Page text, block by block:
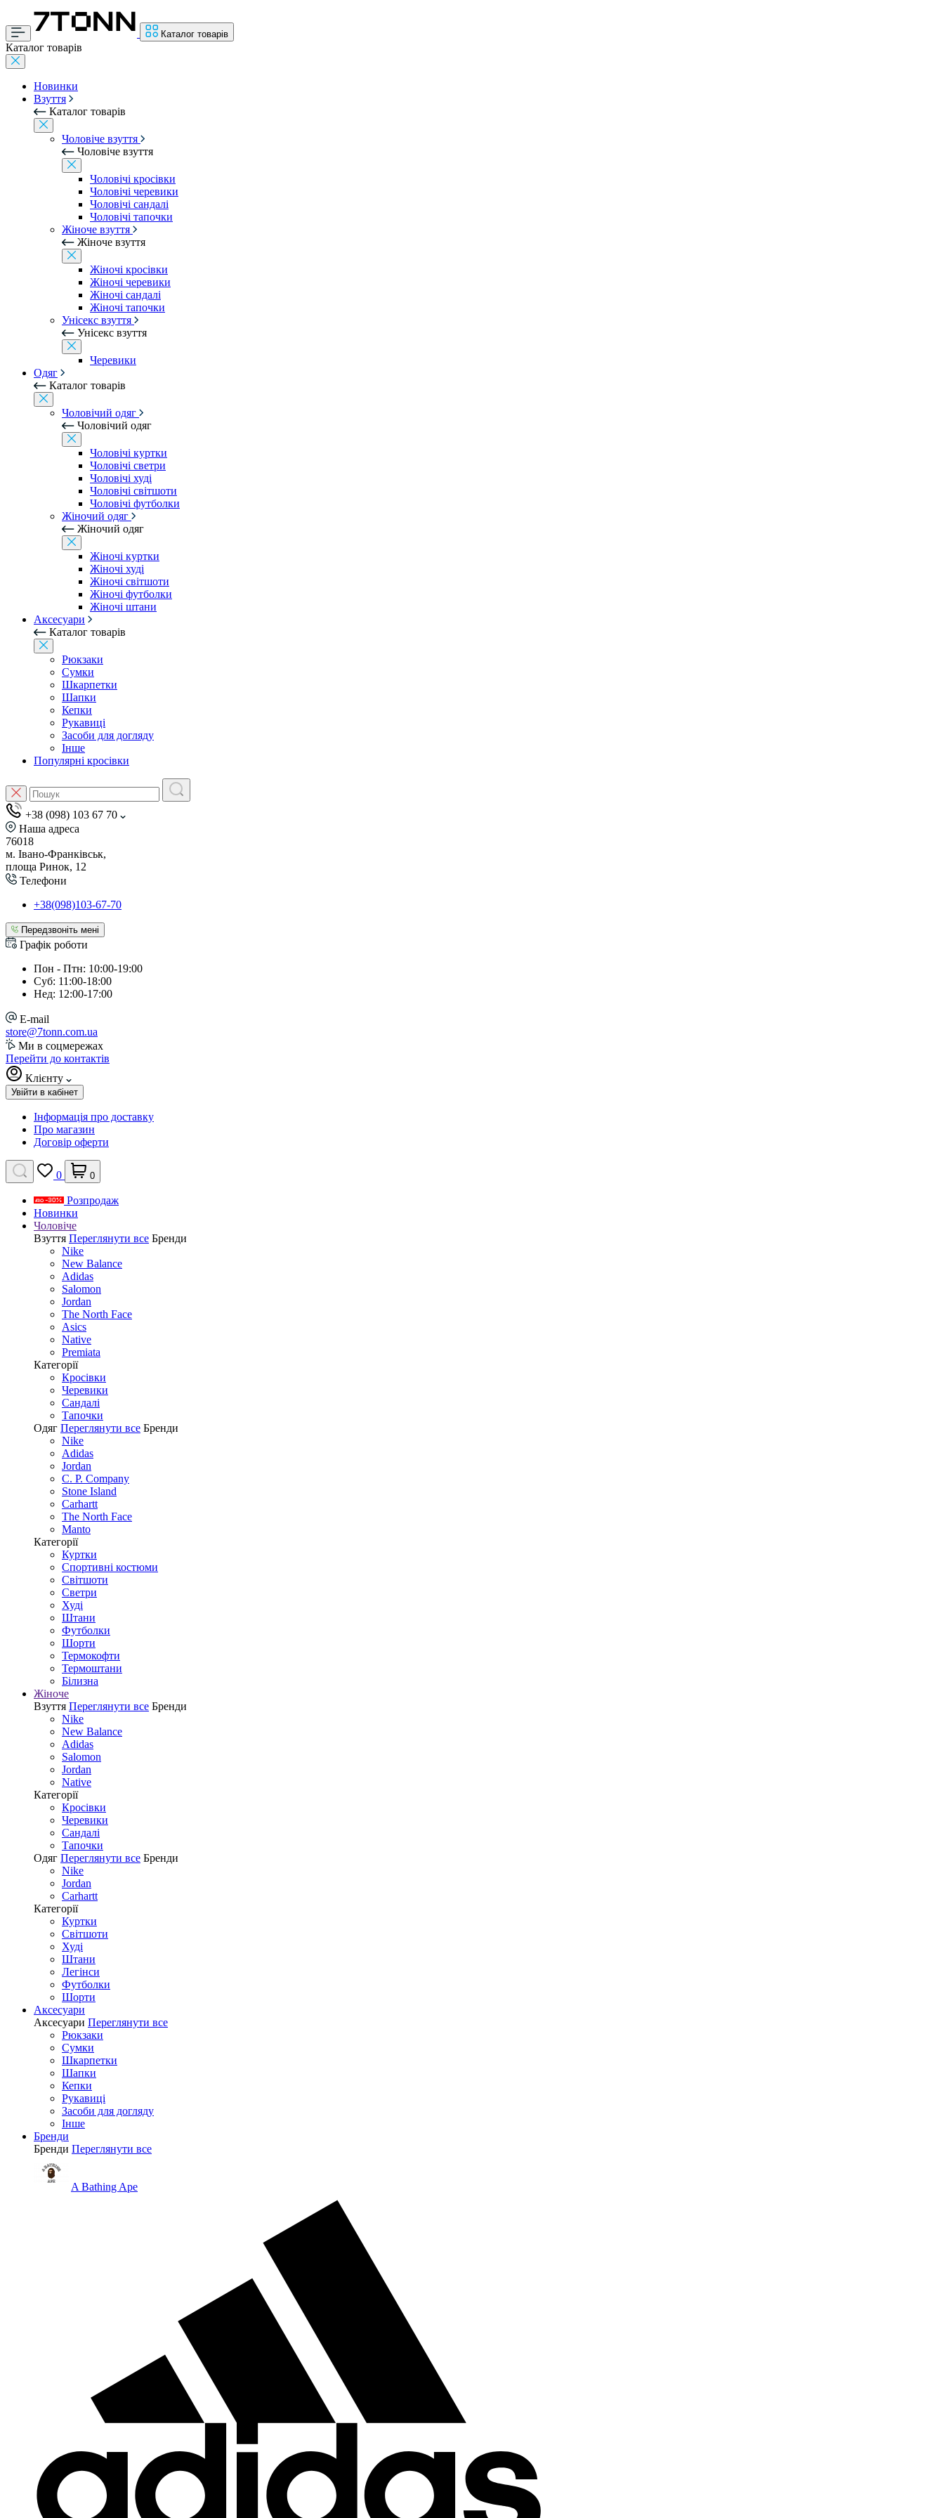
Каталог товарів
Каталог товарів
Новинки
Взуття
Каталог товарів
Чоловіче взуття
Чоловіче взуття
Чоловічі кросівки
Чоловічі черевики
Чоловічі сандалі
Чоловічі тапочки
Жіноче взуття
Жіноче взуття
Жіночі кросівки
Жіночі черевики
Жіночі сандалі
Жіночі тапочки
Унісекс взуття
Унісекс взуття
Черевики
Одяг
Каталог товарів
Чоловічий одяг
Чоловічий одяг
Чоловічі куртки
Чоловічі светри
Чоловічі худі
Чоловічі світшоти
Чоловічі футболки
Жіночий одяг
Жіночий одяг
Жіночі куртки
Жіночі худі
Жіночі світшоти
Жіночі футболки
Жіночі штани
Аксесуари
Каталог товарів
Рюкзаки
Сумки
Шкарпетки
Шапки
Кепки
Рукавиці
Засоби для догляду
Інше
Популярні кросівки
+38 (098) 103 67 70
Наша адреса
76018
м. Івано-Франківськ,
площа Ринок, 12
Телефони
+38(098)103-67-70
Передзвоніть мені
Графік роботи
Пон - Птн: 10:00-19:00
Суб: 11:00-18:00
Нед: 12:00-17:00
E-mail
store@7tonn.com.ua
Ми в соцмережах
Перейти до контактів
Клієнту
Увійти в кабінет
Інформація про доставку
Про магазин
Договір оферти
0 0
Розпродаж
Новинки
Чоловіче
Взуття Переглянути все Бренди
Nike
New Balance
Adidas
Salomon
Jordan
The North Face
Asics
Native
Premiata
Категорії
Кросівки
Черевики
Сандалі
Tапочки
Одяг Переглянути все Бренди
Nike
Adidas
Jordan
C. P. Company
Stone Island
Carhartt
The North Face
Manto
Категорії
Куртки
Спортивні костюми
Світшоти
Светри
Худі
Штани
Футболки
Шорти
Термокофти
Термоштани
Білизна
Жіноче
Взуття Переглянути все Бренди
Nike
New Balance
Adidas
Salomon
Jordan
Native
Категорії
Кросівки
Черевики
Сандалі
Tапочки
Одяг Переглянути все Бренди
Nike
Jordan
Carhartt
Категорії
Куртки
Світшоти
Худі
Штани
Легінси
Футболки
Шорти
Аксесуари
Аксесуари Переглянути все
Рюкзаки
Сумки
Шкарпетки
Шапки
Кепки
Рукавиці
Засоби для догляду
Інше
Бренди
Бренди Переглянути все
A Bathing Ape